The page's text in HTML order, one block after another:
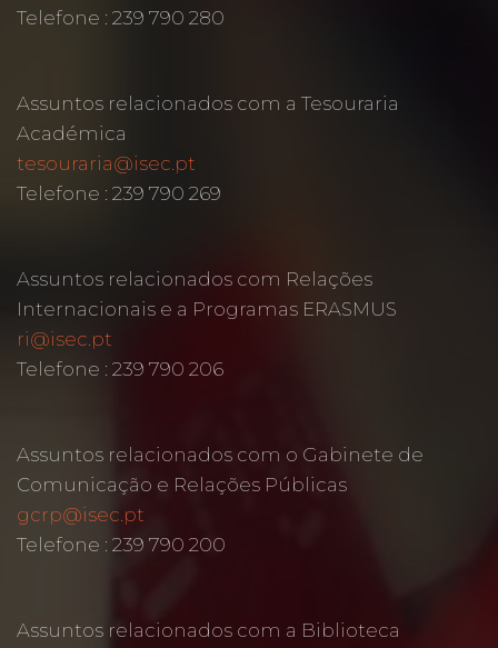
Telefone : 239 790 280
Assuntos relacionados com a Tesouraria
Académica
tesouraria@isec.pt
Telefone : 239 790 269
Assuntos relacionados com Relações
Internacionais e a Programas ERASMUS
ri@isec.pt
Telefone : 239 790 206
Assuntos relacionados com o Gabinete de
Comunicação e Relações Públicas
gcrp@isec.pt
Telefone : 239 790 200
Assuntos relacionados com a Biblioteca